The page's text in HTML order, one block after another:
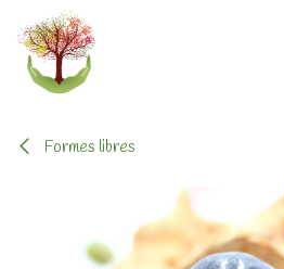
Se rendre au contenu
Formes libres